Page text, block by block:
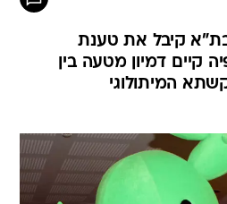
קיבל את טענת
קיים דמיון מטעה בין
המיתולוגי